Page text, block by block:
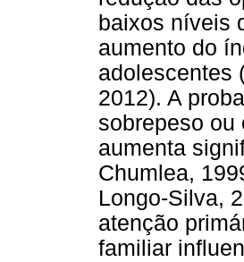
baixos níveis
aumento do
adolescentes
2012). A
sobrepeso ou
aumenta
Chumlea,
Longo-Silva,
atenção
familiar